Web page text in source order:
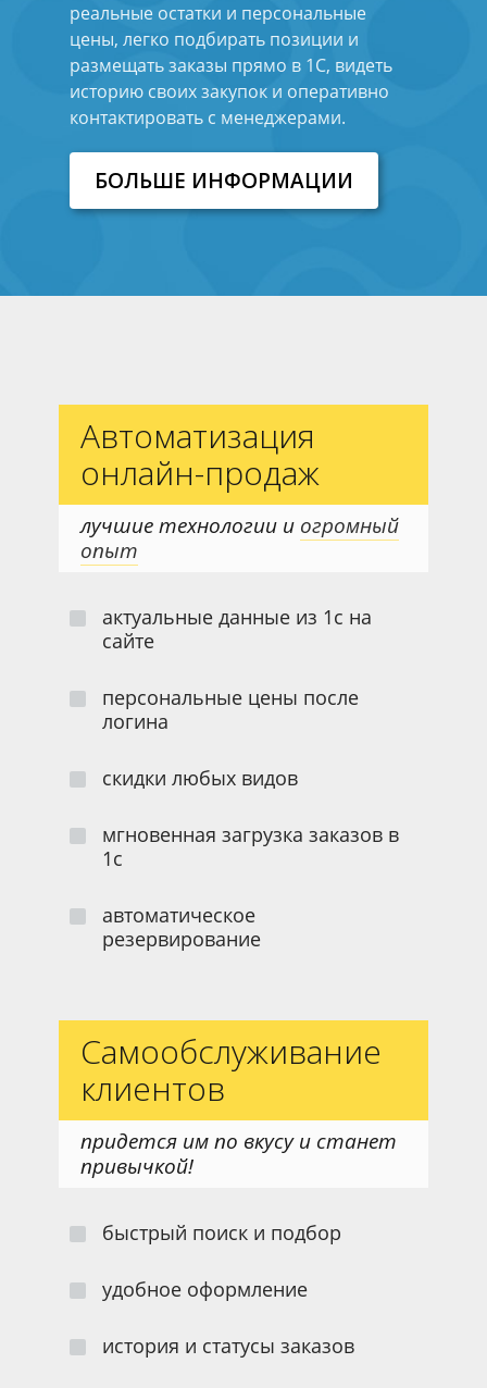
реальные остатки и персональные
цены, легко подбирать позиции и
размещать заказы прямо в 1С, видеть
историю своих закупок и оперативно
контактировать с менеджерами.
БОЛЬШЕ ИНФОРМАЦИИ
Автоматизация
онлайн-продаж
лучшие технологии и огромный
опыт
актуальные данные из 1с на
сайте
персональные цены после
логина
скидки любых видов
мгновенная загрузка заказов в
1с
автоматическое
резервирование
Самообслуживание
клиентов
придется им по вкусу и станет
привычкой!
быстрый поиск и подбор
удобное оформление
история и статусы заказов